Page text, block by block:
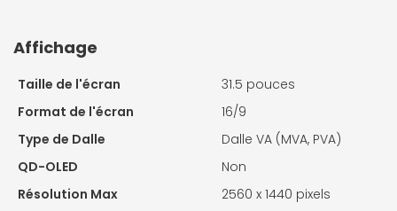
Affichage
Taille de l'écran
31.5 pouces
Format de l'écran
16/9
Type de Dalle
Dalle VA (MVA, PVA)
QD-OLED
Non
Résolution Max
2560 x 1440 pixels